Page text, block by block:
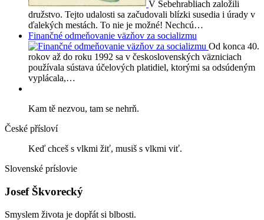
V Sebehrabliach založili
družstvo. Tejto udalosti sa začudovali blízki susedia i úrady v
ďalekých mestách. To nie je možné! Nechcú…
Finančné odmeňovanie väzňov za socializmu
Od konca 40.
rokov až do roku 1992 sa v československých väzniciach
používala sústava účelových platidiel, ktorými sa odsúdeným
vyplácala,…
Kam tě nezvou, tam se nehrň.
České přísloví
Keď chceš s vlkmi žiť, musiš s vlkmi viť.
Slovenské príslovie
Josef Škvorecký
Smyslem života je dopřát si blbosti.